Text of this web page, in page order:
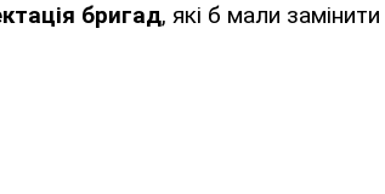
бригад, які б мали